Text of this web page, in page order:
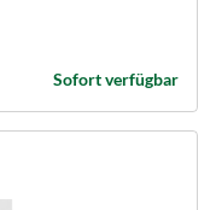
Sofort verfügbar